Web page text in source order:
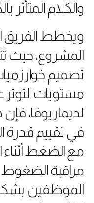
والكلام المتأثر
ويخطط الفريق
المشروع، حيث
تصميم
مستويات
لديماريوفا،
في تقييم قدرة
مع الضغط أثناء
مراقبة الضغوط
الموظفين